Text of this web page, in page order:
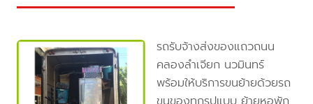
รถรับจ้างส่งของแถวถนน
คลองลำเจียก นวมินทร์
พร้อมให้บริการขนย้ายด้วยรถ